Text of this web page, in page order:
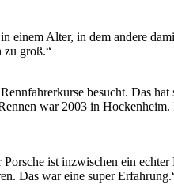
einem Alter, in dem andere
zu groß.“
besucht. Das hat
war 2003 in
ist inzwischen ein
Das war eine super